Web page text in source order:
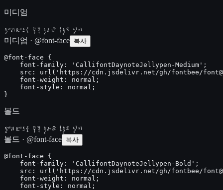
미디엄
젤리펜으로 꾹꾹 눌러쓴 오늘의 일기
미디엄 · @font-face 복사
@font-face {
    font-family: 'CallifontDaynoteJellypen-Medium';
src: url('https://cdn.jsdelivr.net/gh/fontbee/
    font-weight: normal;
    font-style: normal;
}
볼드
젤리펜으로 꾹꾹 눌러쓴 오늘의 일기
볼드 · @font-face 복사
@font-face {
    font-family: 'CallifontDaynoteJellypen-Bold';
src: url('https://cdn.jsdelivr.net/gh/fontbee/
    font-weight: normal;
    font-style: normal;